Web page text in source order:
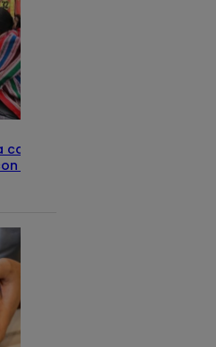
califica
el Sisfoh